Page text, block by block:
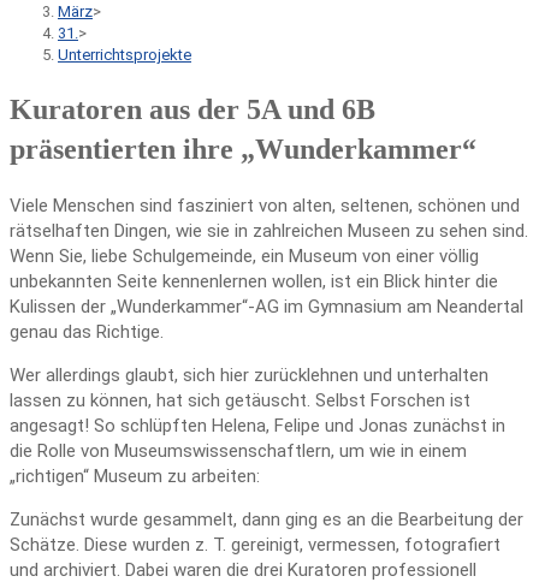
März>
31. >
Unterrichtsprojekte
Kuratoren aus der 5A und 6B
präsentierten ihre „Wunderkammer“
Viele Menschen sind fasziniert von alten, seltenen, schönen und
rätselhaften Dingen, wie sie in zahlreichen Museen zu sehen sind.
Wenn Sie, liebe Schulgemeinde, ein Museum von einer völlig
unbekannten Seite kennenlernen wollen, ist ein Blick hinter die
Kulissen der „Wunderkammer“-AG im Gymnasium am Neandertal
genau das Richtige.
Wer allerdings glaubt, sich hier zurücklehnen und unterhalten
lassen zu können, hat sich getäuscht. Selbst Forschen ist
angesagt! So schlüpften Helena, Felipe und Jonas zunächst in
die Rolle von Museumswissenschaftlern, um wie in einem
„richtigen“ Museum zu arbeiten:
Zunächst wurde gesammelt, dann ging es an die Bearbeitung der
Schätze. Diese wurden z. T. gereinigt, vermessen, fotografiert
und archiviert. Dabei waren die drei Kuratoren professionell